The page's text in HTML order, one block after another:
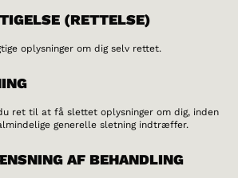
(RETTELSE)
oplysninger om dig selv rettet.
ret til at få slettet oplysninger om dig, inden
generelle sletning indtræffer.
AF BEHANDLING